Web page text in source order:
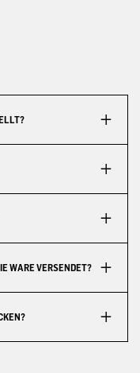
WARE VERSENDET?